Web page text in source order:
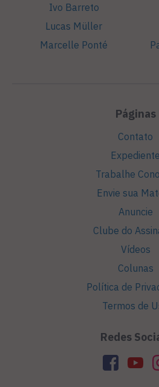
Ivo Barreto
Lucas Müller
Marcelle Ponté
Páginas
Contato
Expediente
Trabalhe
Envie sua
Anuncie
Clube do
Vídeos
Colunas
Política de
Termos de
Redes